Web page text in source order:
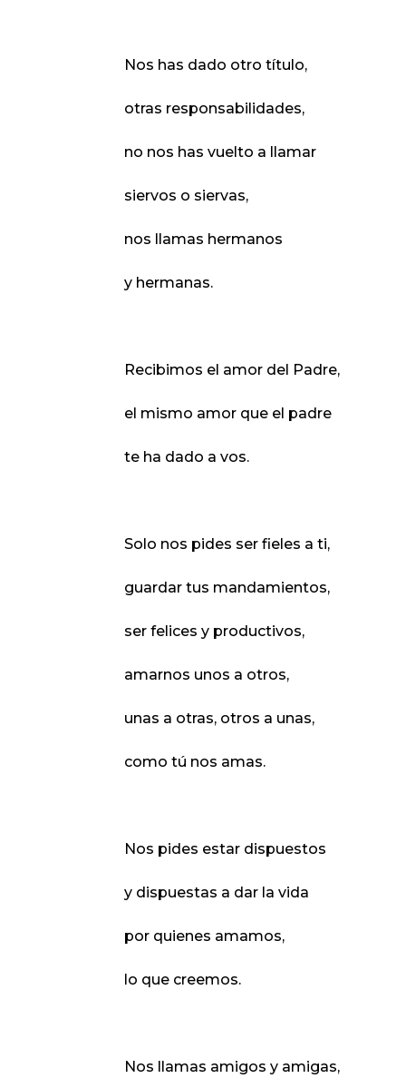
Nos has dado otro título,
otras responsabilidades,
no nos has vuelto a llamar
siervos o siervas,
nos llamas hermanos
y hermanas.
Recibimos el amor del Padre,
el mismo amor que el padre
te ha dado a vos.
Solo nos pides ser fieles a ti,
guardar tus mandamientos,
ser felices y productivos,
amarnos unos a otros,
unas a otras, otros a unas,
como tú nos amas.
Nos pides estar dispuestos
y dispuestas a dar la vida
por quienes amamos,
lo que creemos.
Nos llamas amigos y amigas,